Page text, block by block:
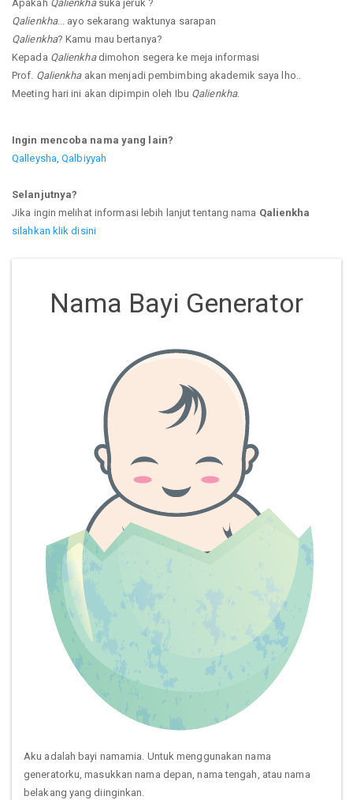
Apakah Qalienkhasuka jeruk ?
Qalienkha... ayo sekarang waktunya sarapan
Qalienkha? Kamu mau bertanya?
Kepada Qalienkhadimohon segera ke meja informasi
Prof. Qalienkhaakan menjadi pembimbing akademik saya lho..
Meeting hari ini akan dipimpin oleh Ibu Qalienkha.
Ingin mencoba nama yang lain?
Qalleysha ,Qalbiyyah
Selanjutnya?
Jika ingin melihat informasi lebih lanjut tentang nama Qalienkha
silahkan klik disini
Nama Bayi Generator
Aku adalah bayi namamia. Untuk menggunakan nama
generatorku, masukkan nama depan, nama tengah, atau nama
belakang yang diinginkan.